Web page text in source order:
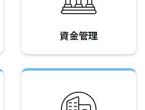
資金管理